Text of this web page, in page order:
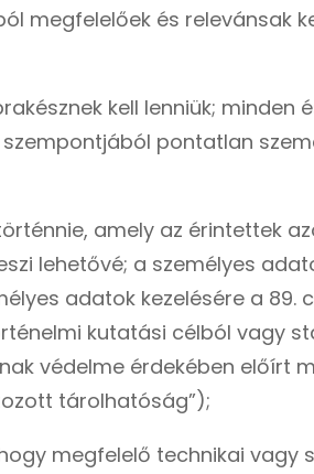
megfelelőek és relevánsak
kell lenniük;
pontatlan
amely az érintettek
lehetővé; a személyes
adatok kezelésére a 89.
kutatási célból vagy
védelme érdekében előírt
tárolhatóság”);
megfelelő technikai